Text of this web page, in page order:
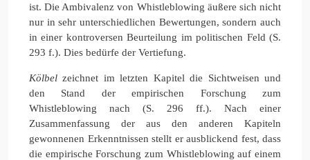
ist. Die Ambivalenz von Whistleblowing äußere sich nicht
nur in sehr unterschiedlichen Bewertungen, sondern auch
in einer kontroversen Beurteilung im politischen Feld (S.
293 f.). Dies bedürfe der Vertiefung.
Kölbel zeichnet im letzten Kapitel die Sichtweisen und
den Stand der empirischen Forschung zum
Whistleblowing nach (S. 296 ff.). Nach einer
Zusammenfassung der aus den anderen Kapiteln
gewonnenen Erkenntnissen stellt er ausblickend fest, dass
die empirische Forschung zum Whistleblowing auf einem